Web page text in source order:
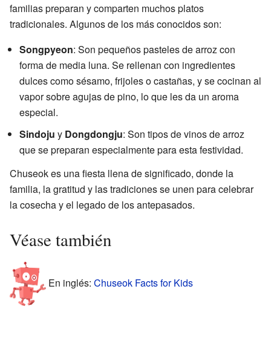
familias preparan y comparten muchos platos
tradicionales. Algunos de los más conocidos son:
Songpyeon: Son pequeños pasteles de arroz con
forma de media luna. Se rellenan con ingredientes
dulces como sésamo, frijoles o castañas, y se cocinan al
vapor sobre agujas de pino, lo que les da un aroma
especial.
Sindoju y Dongdongju: Son tipos de vinos de arroz
que se preparan especialmente para esta festividad.
Chuseok es una fiesta llena de significado, donde la
familia, la gratitud y las tradiciones se unen para celebrar
la cosecha y el legado de los antepasados.
Véase también
En inglés: Chuseok Facts for Kids